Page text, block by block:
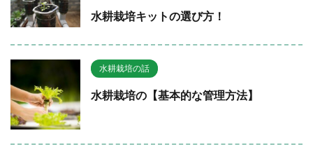
水耕栽培キットの選び方！
水耕栽培の話
水耕栽培の【基本的な管理方法】